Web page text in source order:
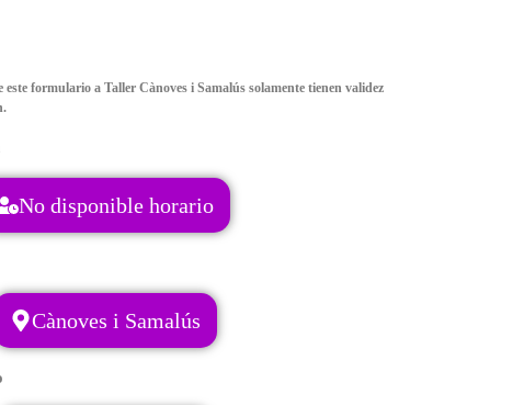
este formulario a Taller Cànoves i Samalús solamente tienen validez
No disponible horario
Cànoves i Samalús